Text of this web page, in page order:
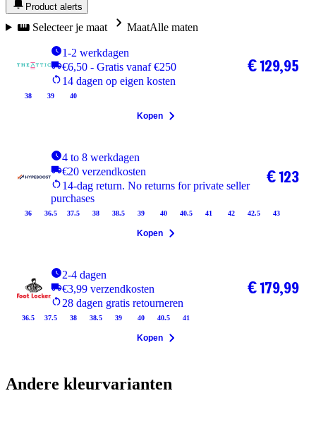
Product alerts
Selecteer je maat MaatAlle maten
1-2 werkdagen
€6,50 - Gratis vanaf €250
14 dagen op eigen kosten
38 39 40
€ 129,95
Kopen
4 to 8 werkdagen
€20 verzendkosten
14-dag return. No returns for private seller
purchases
36 36.5 37.5 38 38.5 39 40 40.5 41 42 42.5 43
€ 123
Kopen
2-4 dagen
€3,99 verzendkosten
28 dagen gratis retourneren
36.5 37.5 38 38.5 39 40 40.5 41
€ 179,99
Kopen
Andere kleurvarianten